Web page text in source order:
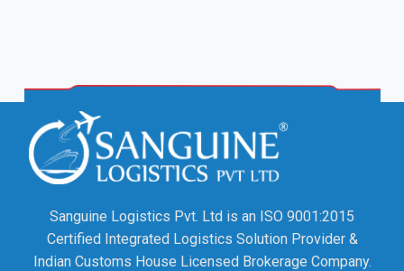
Sanguine Logistics Pvt. Ltd is an ISO 9001:2015
Certified Integrated Logistics Solution Provider &
Indian Customs House Licensed Brokerage Company.